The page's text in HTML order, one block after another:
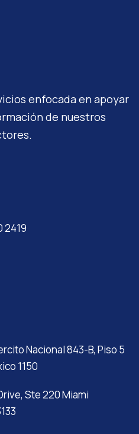
enfocada en apoyar
de nuestros
2419
Nacional 843-B, Piso 5
1150
Ste 220 Miami